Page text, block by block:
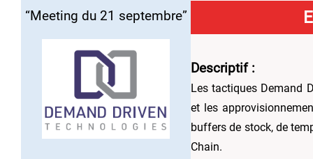
“Meeting du 21 septembre”
Descriptif :
Les tactiques Demand
et les
buffers de stock, de
Chain.